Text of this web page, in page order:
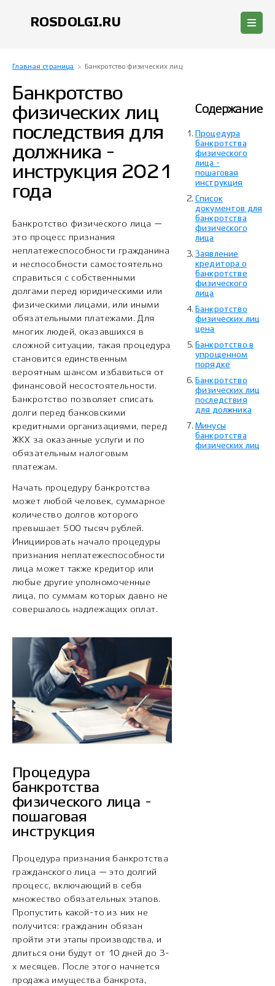
ROSDOLGI.RU
Главная страница > Банкротство физических лиц
Банкротство
физических лиц
последствия для
должника -
инструкция 2021
года
Банкротство физического лица —
это процесс признания
неплатежеспособности гражданина
и неспособности самостоятельно
справиться с собственными
долгами перед юридическими или
физическими лицами, или иными
обязательными платежами. Для
многих людей, оказавшихся в
сложной ситуации, такая процедура
становится единственным
вероятным шансом избавиться от
финансовой несостоятельности.
Банкротство позволяет списать
долги перед банковскими
кредитными организациями, перед
ЖКХ за оказанные услуги и по
обязательным налоговым
платежам.
Начать процедуру банкротства
может любой человек, суммарное
количество долгов которого
превышает 500 тысяч рублей.
Инициировать начало процедуры
признания неплатежеспособности
лица может также кредитор или
любые другие уполномоченные
лица, по суммам которых давно не
совершалось надлежащих оплат.
Процедура
банкротства
физического лица -
пошаговая
инструкция
Процедура признания банкротства
гражданского лица — это долгий
процесс, включающий в себя
множество обязательных этапов.
Пропустить какой-то из них не
получится: гражданин обязан
пройти эти этапы производства, и
длиться они будут от 10 дней до 3-
х месяцев. После этого начнется
продажа имущества банкрота,
Содержание
Процедура
банкротства
физического
лица -
пошаговая
инструкция
Список
документов для
банкротства
физического
лица
Заявление
кредитора о
банкротстве
физического
лица
Банкротство
физических лиц
цена
Банкротство в
упрощенном
порядке
Банкротство
физических лиц
последствия
для должника
Минусы
банкротства
физических лиц